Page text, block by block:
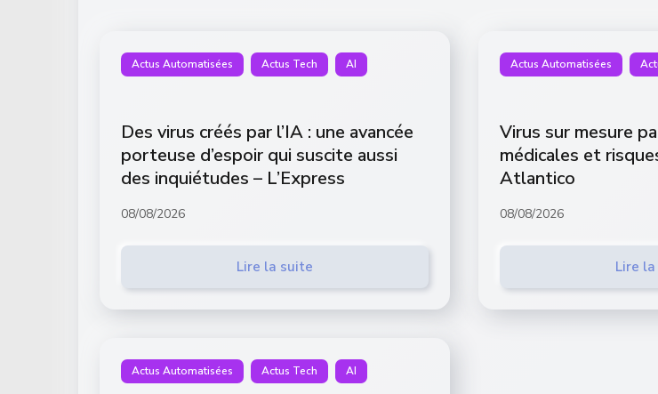
Actus Automatisées Actus Tech AI
Des virus créés par l’IA : une avancée
porteuse d’espoir qui suscite aussi
des inquiétudes – L’Express
08/08/2026
Lire la suite
Actus Automatisées
Virus sur mesure
médicales et
Atlantico
08/08/2026
Lire
Actus Automatisées Actus Tech AI